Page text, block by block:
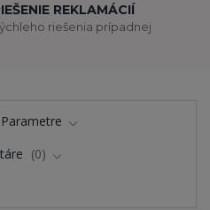
REKLAMÁCIÍ
riešenia prípadnej
Parametre
0